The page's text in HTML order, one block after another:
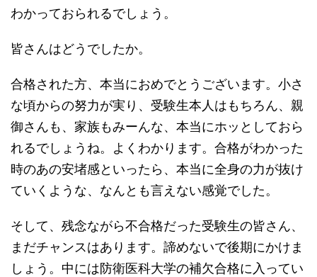
わかっておられるでしょう。
皆さんはどうでしたか。
合格された方、本当におめでとうございます。小さ
な頃からの努力が実り、受験生本人はもちろん、親
御さんも、家族もみーんな、本当にホッとしておら
れるでしょうね。よくわかります。合格がわかった
時のあの安堵感といったら、本当に全身の力が抜け
ていくような、なんとも言えない感覚でした。
そして、残念ながら不合格だった受験生の皆さん、
まだチャンスはあります。諦めないで後期にかけま
しょう。中には防衛医科大学の補欠合格に入ってい